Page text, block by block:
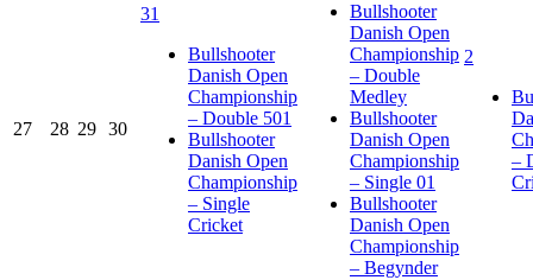
27 28 29 30
31
Bullshooter
Danish Open
Championship
– Double 501
Bullshooter
Danish Open
Championship
– Single
Cricket
Bullshooter
Danish Open
Championship
– Double
Medley
Bullshooter
Danish Open
Championship
– Single 01
Bullshooter
Danish Open
Championship
– Begynder
2
–